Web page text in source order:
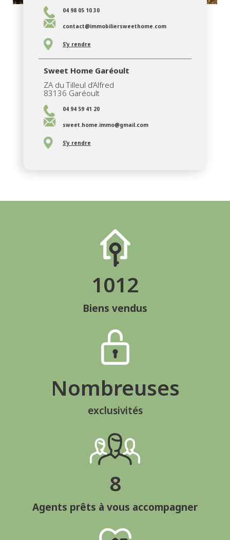
04 98 05 10 30
contact@immobiliersweethome.com
S’y rendre
Sweet Home Garéoult
ZA du Tilleul d’Alfred
83136 Garéoult
04 94 59 41 20
sweet.home.immo@gmail.com
S’y rendre
Biens vendus
1012
Nombreuses
exclusivités
Agents prêts à vous accompagner
8